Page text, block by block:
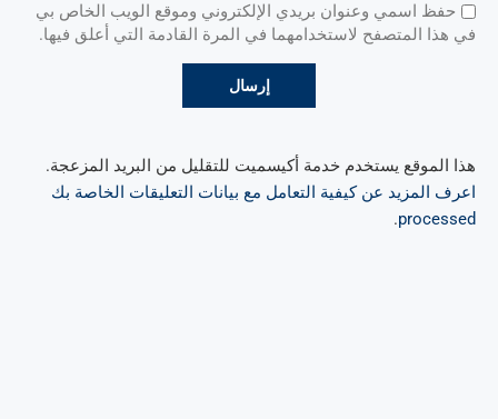
حفظ اسمي وعنوان بريدي الإلكتروني وموقع الويب الخاص بي
في هذا المتصفح لاستخدامهما في المرة القادمة التي أعلق فيها.
هذا الموقع يستخدم خدمة أكيسميت للتقليل من البريد المزعجة.
اعرف المزيد عن كيفية التعامل مع بيانات التعليقات الخاصة بك
processed
.